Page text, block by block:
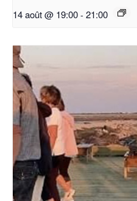
14 août @ 19:00- 21:00